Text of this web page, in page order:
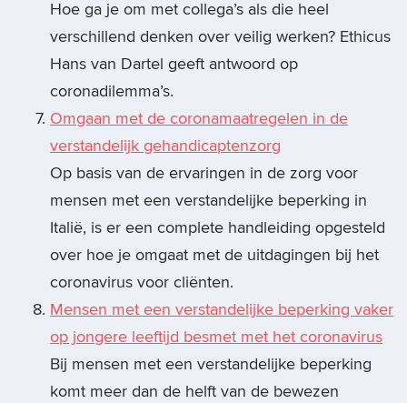
Hoe ga je om met collega’s als die heel
verschillend denken over veilig werken? Ethicus
Hans van Dartel geeft antwoord op
coronadilemma’s.
Omgaan met de coronamaatregelen in de
verstandelijk gehandicaptenzorg
Op basis van de ervaringen in de zorg voor
mensen met een verstandelijke beperking in
Italië, is er een complete handleiding opgesteld
over hoe je omgaat met de uitdagingen bij het
coronavirus voor cliënten.
Mensen met een verstandelijke beperking vaker
op jongere leeftijd besmet met het coronavirus
Bij mensen met een verstandelijke beperking
komt meer dan de helft van de bewezen